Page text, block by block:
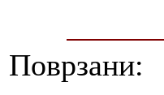
Поврзани: